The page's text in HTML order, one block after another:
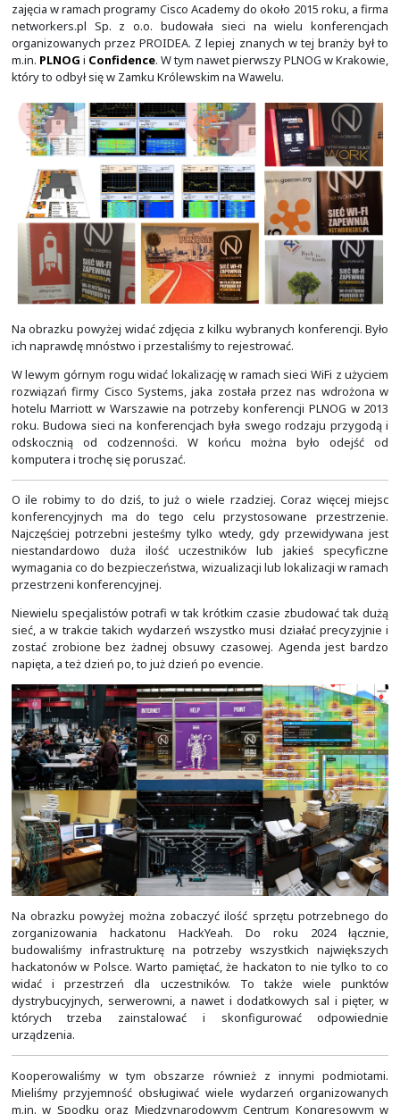
W roku 2017 rozpoczęliśmy prowadzenie
działów IT. Przygotowania do tego trwały przez
Zakupilismy dużo sprzętu i od zera
materiałów i prezentacji. Przez pierwszy rok
odbywały się przy ul. Bulwarowej 33a. Więcej o
można przeczytać w zakładceEDU.
W roku 2018 przenieśliśmy się na osiedle Centrum B 7
(Kraków), gdzie kontynuowaliśmy i
moduły nasz projekt darmowych szkoleń dla działów IT.
one do czasu nastania "ery" COVID-19. Oczywiście przez
nadal sprzedawaliśmy oraz wdrażaliśmy wiele
systemów IT oraz centrów danych. Ilość
czegoś musieliśmy się utrzymać.
Rok 2018 był dla nas rokiem naprawdę przełomowym, a
w końcu staliśmy się całkiem niezależną firmą, bez
dziwnych, niespodziewanych przeszkód, na które
narzekać niektórzy z naszych kontrahentów.
W okresie COVID-19 zaczęliśmy bardziej
webową, gdzie publikowaliśmy informacje o nowych
ten sposób staraliśmy się kontynuować nasz
lokalnych działów IT.